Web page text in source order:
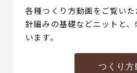
各種つくり方動画をご覧い
針編みの基礎などニットと
います。
つくり方